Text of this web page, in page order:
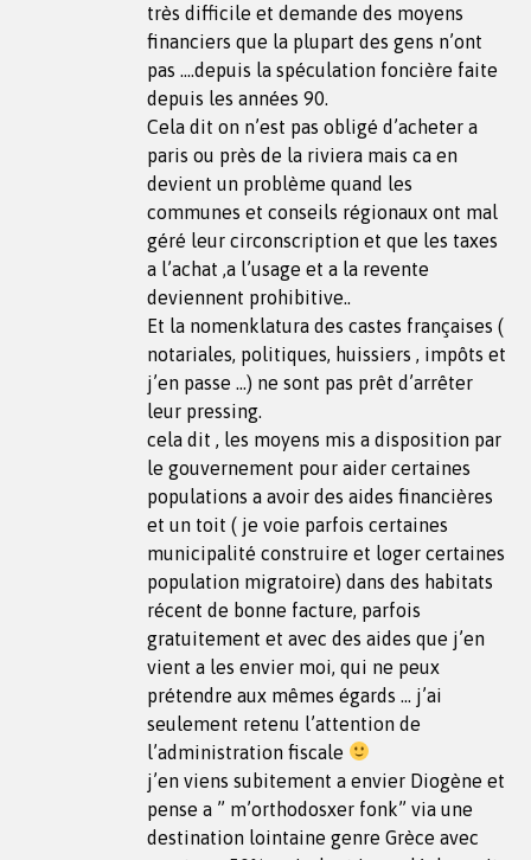
très difficile et demande des moyens
financiers que la plupart des gens n’ont
pas ….depuis la spéculation foncière faite
depuis les années 90.
Cela dit on n’est pas obligé d’acheter a
paris ou près de la riviera mais ca en
devient un problème quand les
communes et conseils régionaux ont mal
géré leur circonscription et que les taxes
a l’achat ,a l’usage et a la revente
deviennent prohibitive..
Et la nomenklatura des castes françaises (
notariales, politiques, huissiers , impôts et
j’en passe …) ne sont pas prêt d’arrêter
leur pressing.
cela dit , les moyens mis a disposition par
le gouvernement pour aider certaines
populations a avoir des aides financières
et un toit ( je voie parfois certaines
municipalité construire et loger certaines
population migratoire) dans des habitats
récent de bonne facture, parfois
gratuitement et avec des aides que j’en
vient a les envier moi, qui ne peux
prétendre aux mêmes égards … j’ai
seulement retenu l’attention de
l’administration fiscale
j’en viens subitement a envier Diogène et
pense a ” m’orthodosxer fonk” via une
destination lointaine genre Grèce avec